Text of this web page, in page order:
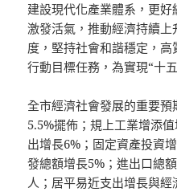
建設現代化產業體系，更好
激發活氣，推動經濟持續
度，堅持社會和諧穩定，
行動目標任務，為實現“十
全市經濟社會發展的重要
5.5%擺佈；規上工業增添
出增長6%；固定資產投資
發總額增長5%；進出口總
人；居平易近支出增長與